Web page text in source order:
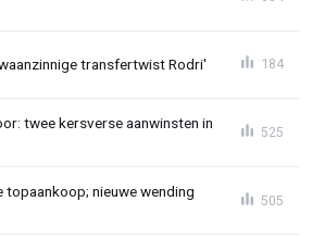
transfertwist Rodri' 184
twee kersverse aanwinsten in
525
topaankoop; nieuwe wending
505